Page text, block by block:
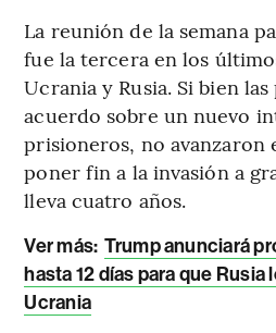
La reunión de la semana
fue la tercera en los
Ucrania y Rusia. Si bien
acuerdo sobre un nuevo
prisioneros, no avanzaron
poner fin a la invasión a
lleva cuatro años.
Ver más: Trump anunciará
hasta 12 días para que
Ucrania